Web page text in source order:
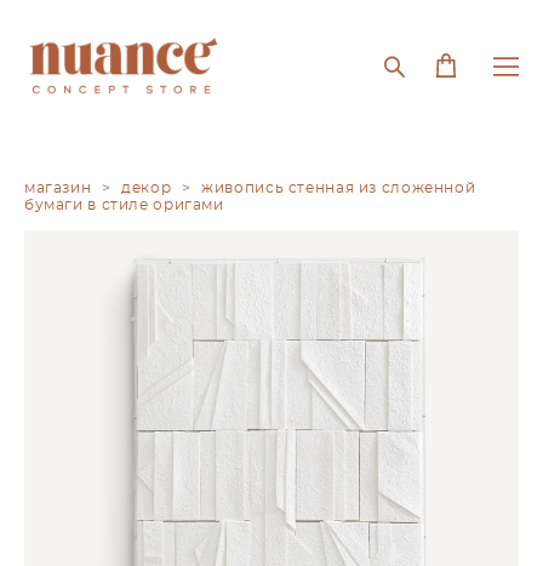
магазин > декор >
живопись стенная из сложенной
бумаги в стиле оригами